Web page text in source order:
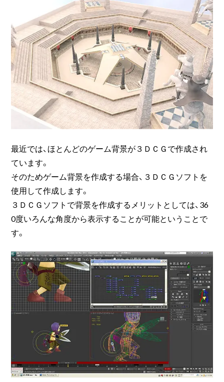
最近では、ほとんどのゲーム背景が３ＤＣＧで作成され
ています。
そのためゲーム背景を作成する場合、３ＤＣＧソフトを
使用して作成します。
３ＤＣＧソフトで背景を作成するメリットとしては、36
0度いろんな角度から表示することが可能ということで
す。